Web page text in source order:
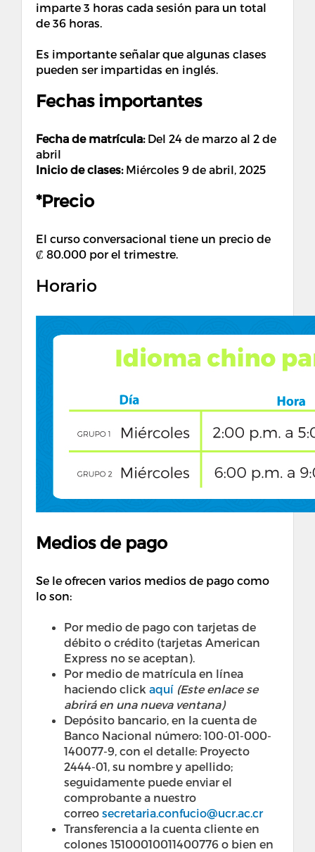
imparte 3 horas cada sesión para un total
de 36 horas.
Es importante señalar que algunas clases
pueden ser impartidas en inglés.
Fechas importantes
Fecha de matrícula:Del 24 de marzo al 2 de
abril
Inicio de clases: Miércoles 9 de abril, 2025
*Precio
El curso conversacional tiene un precio de
₡ 80.000 por el trimestre.
Horario
Medios de pago
Se le ofrecen varios medios de pago como
lo son:
Por medio de pago con tarjetas de
débito o crédito (tarjetas American
Express no se aceptan). ​
Por medio de matrícula en línea
haciendo click aquí (Este enlace se
abrirá en una nueva ventana)
Depósito bancario, en la cuenta de
Banco Nacional número: 100-01-000-
140077-9, con el detalle: Proyecto
2444-01, su nombre y apellido;
seguidamente puede enviar el
comprobante a nuestro
correo secretaria.confucio@ucr.ac.cr
Transferencia a la cuenta cliente en
colones 15100010011400776 o bien en